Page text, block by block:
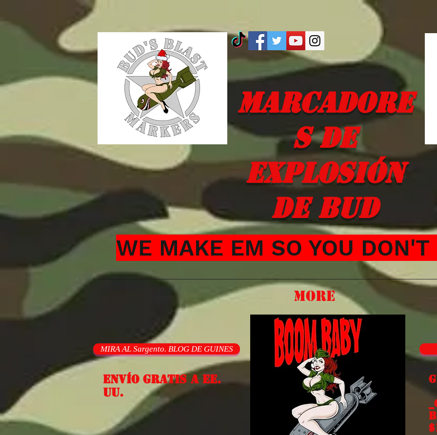
Marcadore
s de
explosión
de Bud
WE MAKE EM SO YOU DON'T
More
Envío gratis a EE.
UU.
MIRA AL Sargento. BLOG DE GUINES